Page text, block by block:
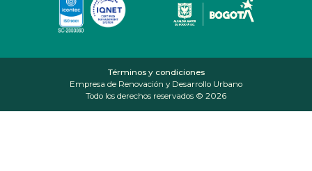
Términos y condiciones
Empresa de Renovación y Desarrollo Urbano
Todo los derechos reservados © 2026